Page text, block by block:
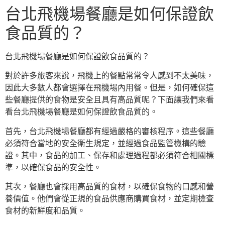
台北飛機場餐廳是如何保證飲
食品質的？
台北飛機場餐廳是如何保證飲食品質的？
對於許多旅客來說，飛機上的餐點常常令人感到不太美味，
因此大多數人都會選擇在飛機場內用餐。但是，如何確保這
些餐廳提供的食物是安全且具有高品質呢？下面讓我們來看
看台北飛機場餐廳是如何保證飲食品質的。
首先，台北飛機場餐廳都有經過嚴格的審核程序。這些餐廳
必須符合當地的安全衛生規定，並經過食品監管機構的驗
證。其中，食品的加工、保存和處理過程都必須符合相關標
準，以確保食品的安全性。
其次，餐廳也會採用高品質的食材，以確保食物的口感和營
養價值。他們會從正規的食品供應商購買食材，並定期檢查
食材的新鮮度和品質。